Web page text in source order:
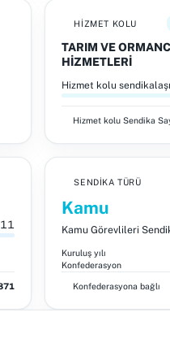
HIZMET KOLU
TARIM VE
HİZMETLERİ
Hizmet kolu
Hizmet kolu Sendika
SENDIKA TÜRÜ
Kamu
Kamu Görevlileri
Kuruluş yılı
Konfederasyon
Konfederasyona bağlı